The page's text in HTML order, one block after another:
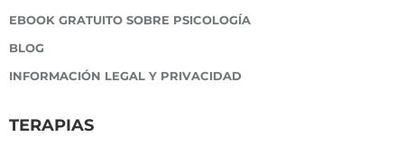
EBOOK GRATUITO SOBRE PSICOLOGÍA
BLOG
INFORMACIÓN LEGAL Y PRIVACIDAD
TERAPIAS